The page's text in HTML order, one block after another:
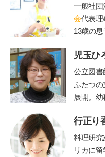
一般社
会代表理
13歳の
標」をモ
経験を
添う、
伝えてい
ラクター
で2500
児玉ひ
公立図書
ふたつの
展開。
人への講
児童文化
えている
行正り
料理研究
リカに